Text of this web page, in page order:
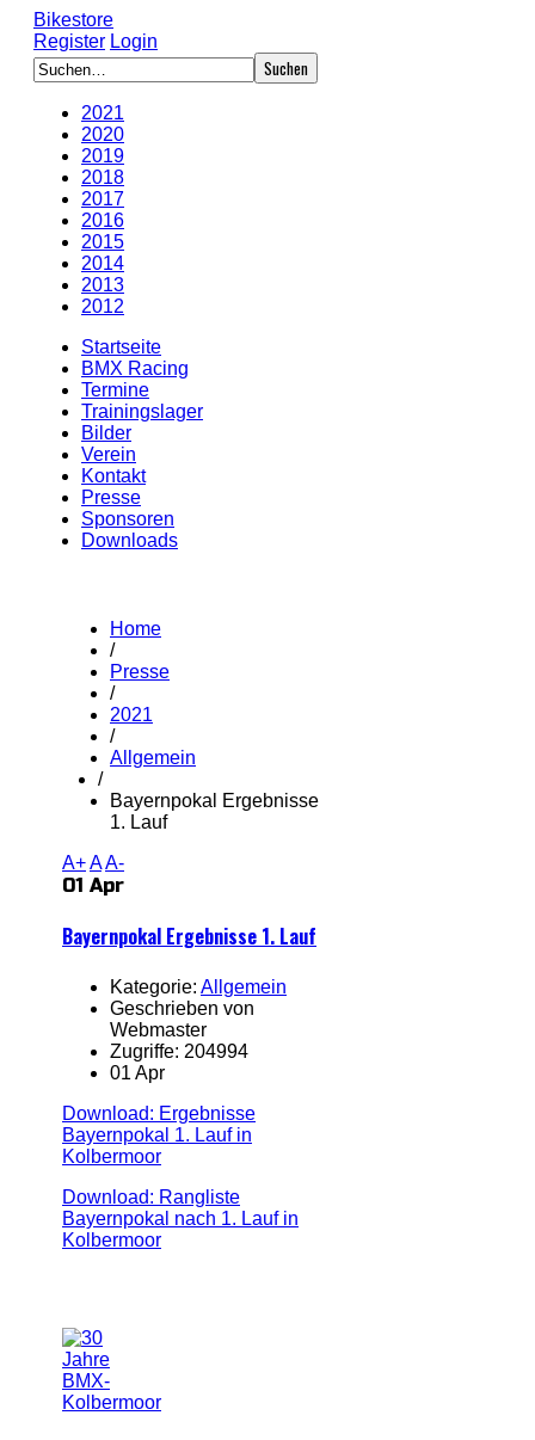
Bikestore
Register Login
2021
2020
2019
2018
2017
2016
2015
2014
2013
2012
Startseite
BMX Racing
Termine
Trainingslager
Bilder
Verein
Kontakt
Presse
Sponsoren
Downloads
Home
/
Presse
/
2021
/
Allgemein
/
Bayernpokal Ergebnisse
1. Lauf
A+AA-
01 Apr
Bayernpokal Ergebnisse 1. Lauf
Kategorie: Allgemein
Geschrieben von
Webmaster
Zugriffe: 204994
01 Apr
Download: Ergebnisse
Bayernpokal 1. Lauf in
Kolbermoor
Download: Rangliste
Bayernpokal nach 1. Lauf in
Kolbermoor